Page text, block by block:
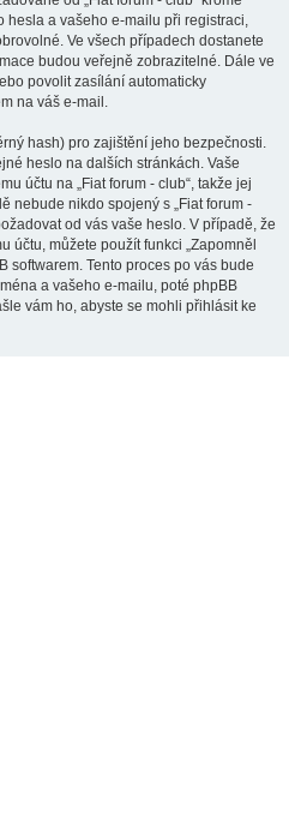
hesla a vašeho e-mailu při registraci,
Ve všech případech dostanete
budou veřejně zobrazitelné. Dále ve
povolit zasílání automaticky
na váš e-mail.
hash) pro zajištění jeho bezpečnosti.
heslo na dalších stránkách. Vaše
účtu na „Fiat forum - club“, takže jej
nebude nikdo spojený s „Fiat forum -
od vás vaše heslo. V případě, že
účtu, můžete použít funkci „Zapomněl
softwarem. Tento proces po vás bude
a vašeho e-mailu, poté phpBB
vám ho, abyste se mohli přihlásit ke